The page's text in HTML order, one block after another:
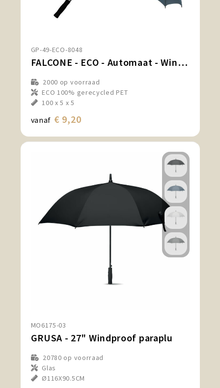
GP-49-ECO-8048
FALCONE - ECO - Automaat - Windproof - 130 cm
2000 op voorraad
ECO 100% gerecycled PET
100 x 5 x 5
vanaf € 9,20
MO6175-03
GRUSA - 27" Windproof paraplu
20780 op voorraad
Glas
Ø116X90.5CM